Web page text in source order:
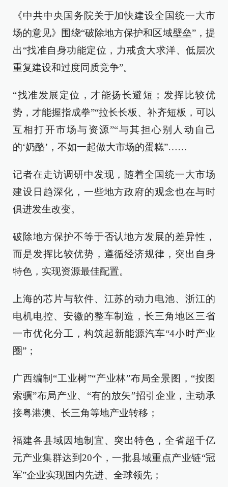
《中共中央国务院关于加快建设全国统一大市
场的意见》围绕“破除地方保护和区域壁垒”，提
出“找准自身功能定位，力戒贪大求洋、低层次
重复建设和过度同质竞争”。
“找准发展定位，才能扬长避短；发挥比较优
势，才能握指成拳”“拉长长板、补齐短板，可以
互相打开市场与资源”“与其担心别人动自己
的‘奶酪’，不如一起做大市场的蛋糕”……
记者在走访调研中发现，随着全国统一大市场
建设日趋深化，一些地方政府的观念也在与时
俱进发生改变。
破除地方保护不等于否认地方发展的差异性，
而是发挥比较优势，遵循经济规律，突出自身
特色，实现资源最佳配置。
上海的芯片与软件、江苏的动力电池、浙江的
电机电控、安徽的整车制造，长三角地区三省
一市优化分工，构筑起新能源汽车“4小时产业
圈”；
广西编制“工业树”“产业林”布局全景图，“按图
索骥”布局产业、“有的放矢”招引企业，主动承
接粤港澳、长三角等地产业转移；
福建各县域因地制宜、突出特色，全省超千亿
元产业集群达到20个，一批县域重点产业链“冠
军”企业实现国内先进、全球领先；